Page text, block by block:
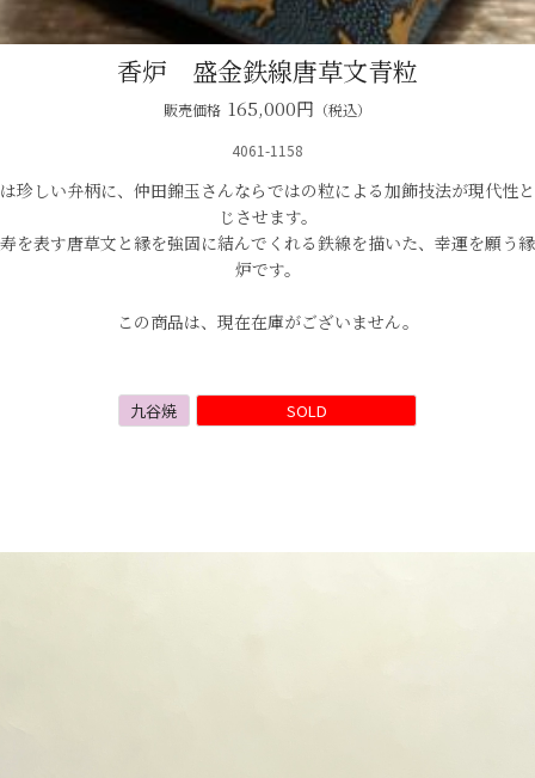
香炉 盛金鉄線唐草文青粒
販売価格 165,000円 （税込）
4061-1158
珍しい弁柄に、仲田錦玉さんならではの粒による加飾技法が現代性
じさせます。
を表す唐草文と縁を強固に結んでくれる鉄線を描いた、幸運を願う
炉です。
この商品は、現在在庫がございません。
九谷焼 SOLD